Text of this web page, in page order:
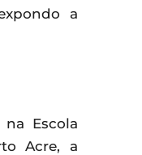
a
Escola
Acre, a